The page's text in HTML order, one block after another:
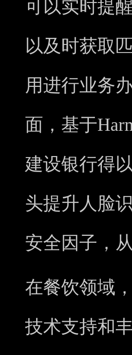
可以实时提
以及时获取
用进行业务
面，基于
建设银行得
头提升人脸
安全因子，
在餐饮领域
技术支持和